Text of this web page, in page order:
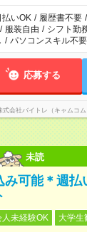
払いOK / 履歴書不要 /
/ 服装自由 / シフト勤
/ パソコンスキル不要
応募する
式会社バイトレ（キャムコム
未読
み可能＊週
人未経験OK 大学生